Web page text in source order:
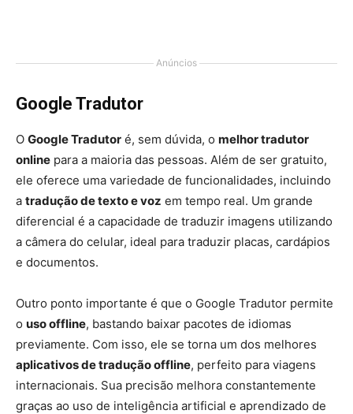
Anúncios
Google Tradutor
O Google Tradutor é, sem dúvida, o melhor tradutor
online para a maioria das pessoas. Além de ser gratuito,
ele oferece uma variedade de funcionalidades, incluindo
a tradução de texto e voz em tempo real. Um grande
diferencial é a capacidade de traduzir imagens utilizando
a câmera do celular, ideal para traduzir placas, cardápios
e documentos.
Outro ponto importante é que o Google Tradutor permite
o uso offline, bastando baixar pacotes de idiomas
previamente. Com isso, ele se torna um dos melhores
aplicativos de tradução offline, perfeito para viagens
internacionais. Sua precisão melhora constantemente
graças ao uso de inteligência artificial e aprendizado de